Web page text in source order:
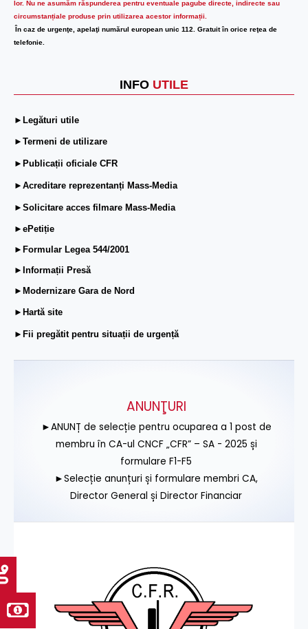
lor. Nu ne asumăm răspunderea pentru eventuale pagube directe, indirecte sau
circumstanțiale produse prin utilizarea acestor informații.
În caz de urgenţe, apelaţi numărul european unic 112. Gratuit în orice reţea de
telefonie.
INFO UTILE
►Legături utile
►Termeni de utilizare
►Publicații oficiale CFR
►Acreditare reprezentanți Mass-Media
►Solicitare acces filmare Mass-Media
►ePetiție
►Formular Legea 544/2001
►Informații Presă
►Modernizare Gara de Nord
►Hartă site
►Fii pregătit pentru situații de urgență
ANUNŢURI
►ANUNȚ de selecție pentru ocuparea a 1 post de
membru în CA-ul CNCF „CFR” – SA - 2025 și
formulare F1-F5
►Selecție anunțuri și formulare membri CA,
Director General și Director Financiar